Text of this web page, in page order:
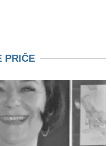
PRIČE